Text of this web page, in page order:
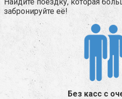
забронируйте её!
Без касс с